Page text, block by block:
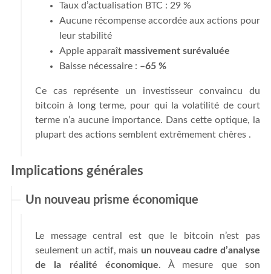
Taux d’actualisation BTC : 29 %
Aucune récompense accordée aux actions pour
leur stabilité
Apple apparaît massivement surévaluée
Baisse nécessaire : –65 %
Ce cas représente un investisseur convaincu du
bitcoin à long terme, pour qui la volatilité de court
terme n’a aucune importance. Dans cette optique, la
plupart des actions semblent extrêmement chères .
Implications générales
Un nouveau prisme économique
Le message central est que le bitcoin n’est pas
seulement un actif, mais un nouveau cadre d’analyse
de la réalité économique. À mesure que son